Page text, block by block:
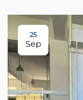
25
Sep